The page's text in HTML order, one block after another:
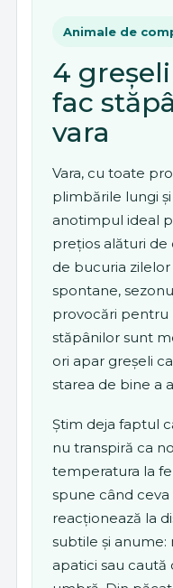
Animale de
4
fac
vara
Vara, cu toate
plimbările lungi
anotimpul ideal
prețios alături de
de bucuria
spontane,
provocări pentru
stăpânilor sunt
ori apar greșeli
starea de bine a
Știm deja faptul
nu transpiră ca
temperatura la
spune când
reacționează la
subtile și anume:
apatici sau